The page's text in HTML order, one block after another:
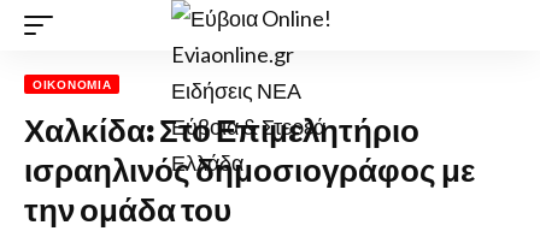
ΟΙΚΟΝΟΜΊΑ
Χαλκίδα: Στο Επιμελητήριο
ισραηλινός δημοσιογράφος με
την ομάδα του